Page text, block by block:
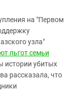
на "Первом
узла"
льгот семьи
истории убитых
рассказала, что